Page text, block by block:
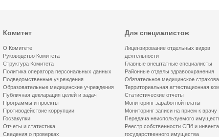
Комитет
О Комитете
Руководство Комитета
Структура Комитета
Политика оператора персональных данных
Подведомственные учреждения
Образовательные медицинские учреждения
Публичная декларация целей и задач
Программы и проекты
Противодействие коррупции
Госзакупки
Отчеты и статистика
Сведения о проверках
Для специалистов
Лицензирование отдельных видов
деятельности
Главные внештатные специалисты
Районные отделы здравоохранения
Обязательное медицинское
Территориальная аттестационная
Статистические отчеты
Мониторинг заработной платы
Мониторинг записи на прием к врачу
Передача неиспользуемого
Реестр собственности СПб и
государственного имущества